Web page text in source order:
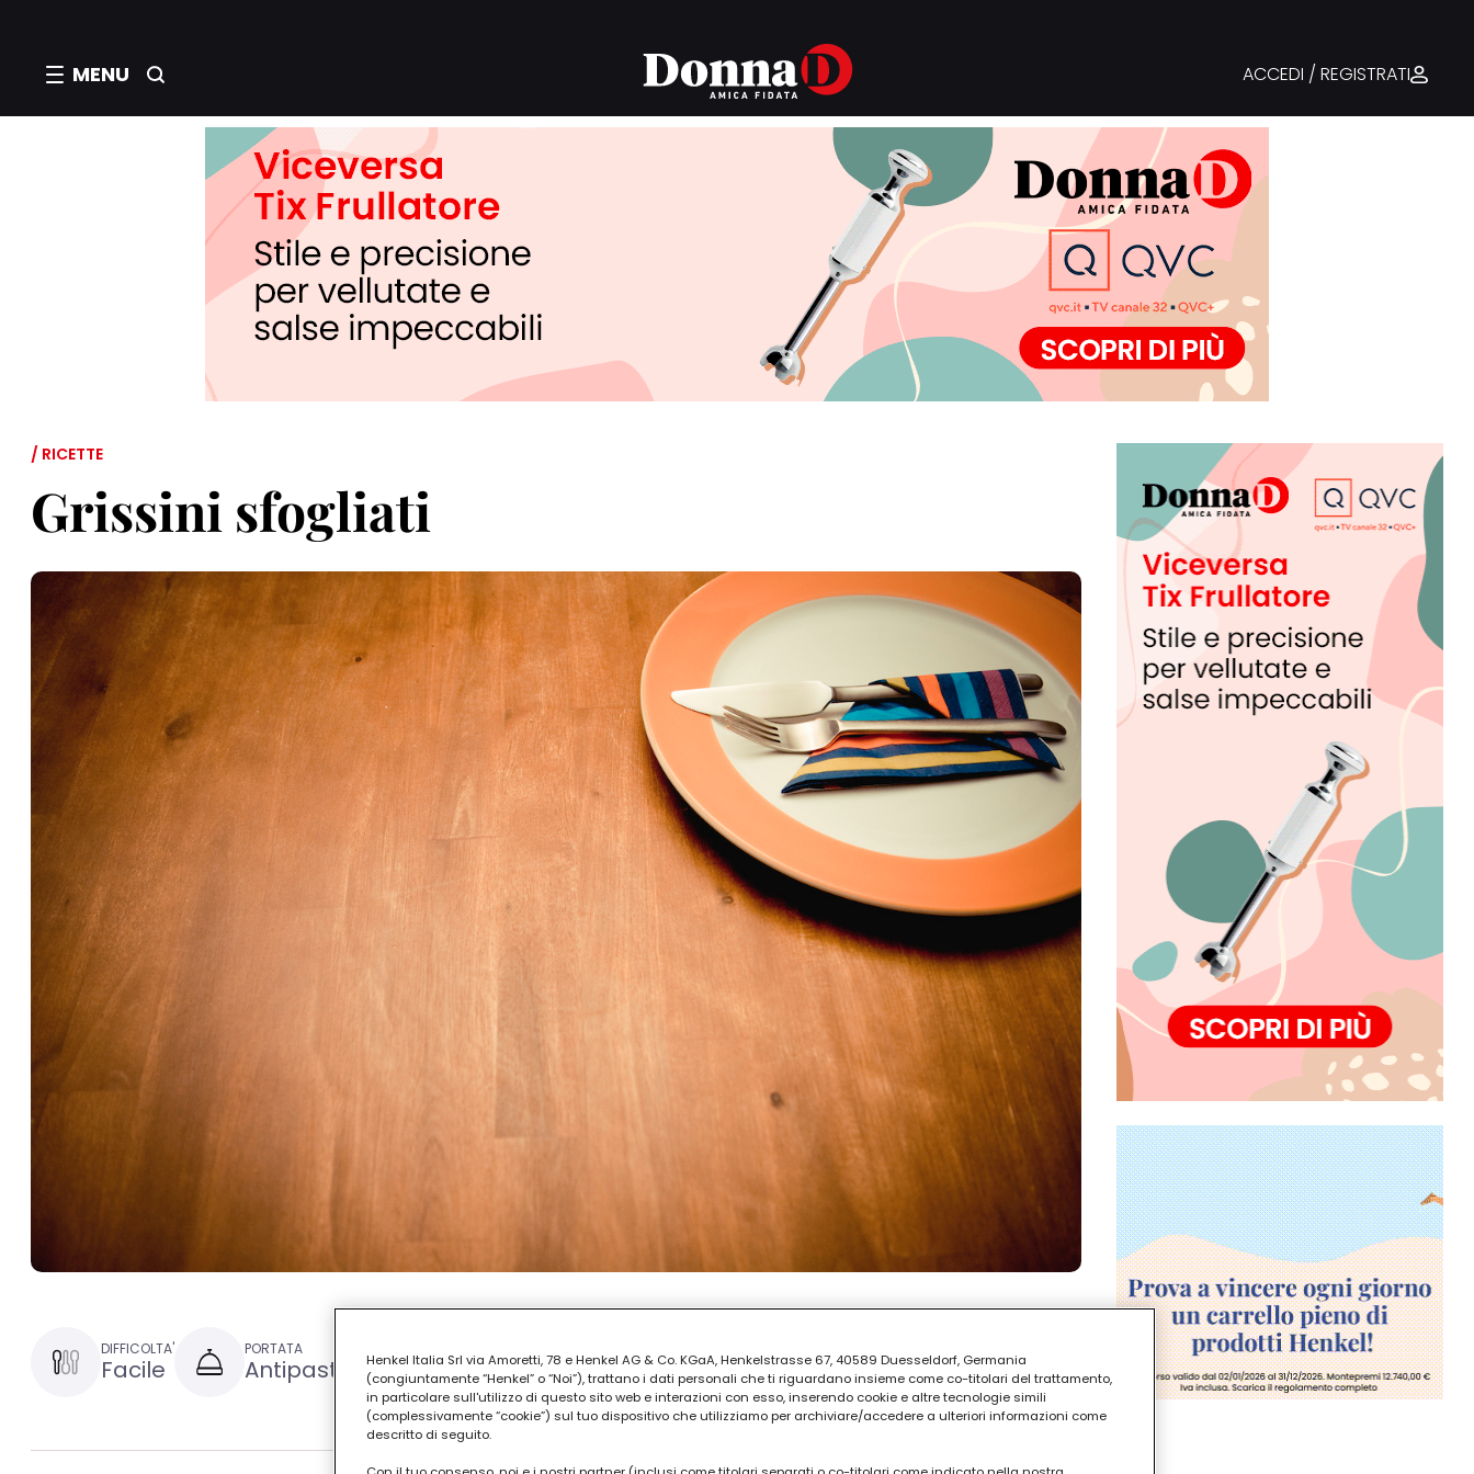
MENU ACCEDI / REGISTRATI
/ RICETTE
Grissini sfogliati
DIFFICOLTA'
Facile
PORTATA
Antipasto 15 minuti
Henkel Italia Srl via Amoretti, 78 e Henkel AG & Co. KGaA, Henkelstrasse 67, 40589 Duesseldorf, Germania
(congiuntamente “Henkel” o “Noi”), trattano i dati personali che ti riguardano insieme come co-titolari del trattamento,
in particolare sull'utilizzo di questo sito web e interazioni con esso, inserendo cookie e altre tecnologie simili
(complessivamente “cookie”) sul tuo dispositivo che utilizziamo per archiviare/accedere a ulteriori informazioni come
descritto di seguito.